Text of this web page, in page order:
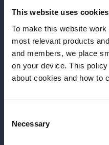
This website uses cookies
To make this website
most relevant products
and members, we place
on your device. This
about cookies and how to
Selection
Necessary
Antes de começar,